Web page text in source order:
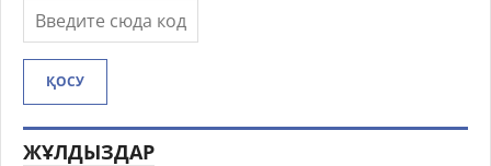
ҚОСУ
ЖҰЛДЫЗДАР